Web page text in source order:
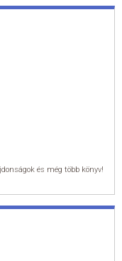
és még több könyv!